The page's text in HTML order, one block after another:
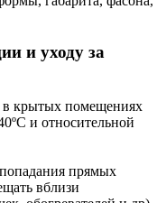
и уходу за
в крытых помещениях
и относительной
прямых
вблизи